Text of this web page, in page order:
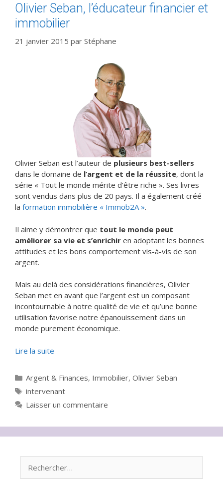
Olivier Seban, l’éducateur financier et
immobilier
21 janvier 2015 par Stéphane
Olivier Seban est l’auteur de plusieurs best-sellers
dans le domaine de l’argent et de la réussite, dont la
série « Tout le monde mérite d’être riche ». Ses livres
sont vendus dans plus de 20 pays. Il a également créé
la formation immobilière « Immob2A ».
Il aime y démontrer que tout le monde peut
améliorer sa vie et s’enrichir en adoptant les bonnes
attitudes et les bons comportement vis-à-vis de son
argent.
Mais au delà des considérations financières, Olivier
Seban met en avant que l’argent est un composant
incontournable à notre qualité de vie et qu’une bonne
utilisation favorise notre épanouissement dans un
monde purement économique.
Lire la suite
Catégories
Argent & Finances, Immobilier, Olivier Seban
Étiquettes
intervenant
Laisser un commentaire